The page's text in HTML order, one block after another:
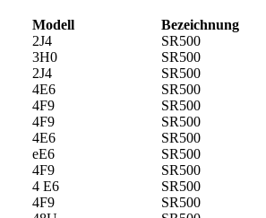
Modell Bezeichnung
2J4 SR500
3H0 SR500
2J4 SR500
4E6 SR500
4F9 SR500
4F9 SR500
4E6 SR500
eE6 SR500
4F9 SR500
4 E6 SR500
4F9 SR500